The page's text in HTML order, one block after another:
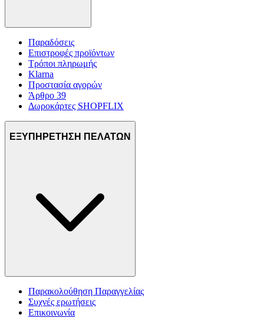
Παραδόσεις
Επιστροφές προϊόντων
Τρόποι πληρωμής
Klarna
Προστασία αγορών
Άρθρο 39
Δωροκάρτες SHOPFLIX
ΕΞΥΠΗΡΕΤΗΣΗ ΠΕΛΑΤΩΝ
Παρακολούθηση Παραγγελίας
Συχνές ερωτήσεις
Επικοινωνία